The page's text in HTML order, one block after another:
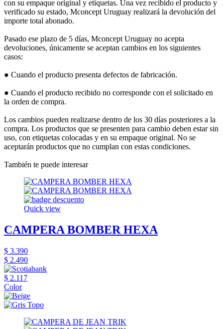
con su empaque original y etiquetas. Una vez recibido el producto y
verificado su estado, Mconcept Uruguay realizará la devolución del
importe total abonado.
Pasado ese plazo de 5 días, Mconcept Uruguay no acepta
devoluciones, únicamente se aceptan cambios en los siguientes
casos:
● Cuando el producto presenta defectos de fabricación.
● Cuando el producto recibido no corresponde con el solicitado en
la orden de compra.
Los cambios pueden realizarse dentro de los 30 días posteriores a la
compra. Los productos que se presenten para cambio deben estar sin
uso, con etiquetas colocadas y en su empaque original. No se
aceptarán productos que no cumplan con estas condiciones.
También te puede interesar
Quick view
CAMPERA BOMBER HEXA
$ 3.390
$ 2.490
$ 2.117
Color